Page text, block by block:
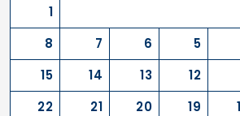
1
5
6
7
8
12
13
14
15
19
20
21
22